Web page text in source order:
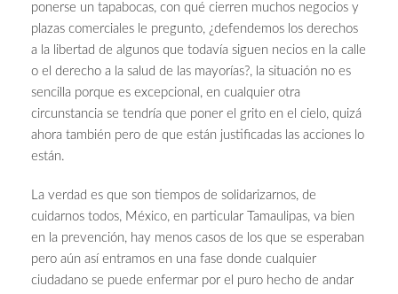
ponerse un tapabocas, con qué cierren muchos negocios y
plazas comerciales le pregunto, ¿defendemos los derechos
a la libertad de algunos que todavía siguen necios en la calle
o el derecho a la salud de las mayorías?, la situación no es
sencilla porque es excepcional, en cualquier otra
circunstancia se tendría que poner el grito en el cielo, quizá
ahora también pero de que están justificadas las acciones lo
están.
La verdad es que son tiempos de solidarizarnos, de
cuidarnos todos, México, en particular Tamaulipas, va bien
en la prevención, hay menos casos de los que se esperaban
pero aún así entramos en una fase donde cualquier
ciudadano se puede enfermar por el puro hecho de andar